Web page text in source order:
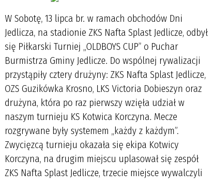
W Sobotę, 13 lipca br. w ramach obchodów Dni
Jedlicza, na stadionie ZKS Nafta Splast Jedlicze, odbył
się Piłkarski Turniej „OLDBOYS CUP” o Puchar
Burmistrza Gminy Jedlicze. Do wspólnej rywalizacji
przystąpiły cztery drużyny: ZKS Nafta Splast Jedlicze,
OZS Guzikówka Krosno, LKS Victoria Dobieszyn oraz
drużyna, która po raz pierwszy wzięła udział w
naszym turnieju KS Kotwica Korczyna. Mecze
rozgrywane były systemem „każdy z każdym”.
Zwycięzcą turnieju okazała się ekipa Kotwicy
Korczyna, na drugim miejscu uplasował się zespół
ZKS Nafta Splast Jedlicze, trzecie miejsce wywalczyli